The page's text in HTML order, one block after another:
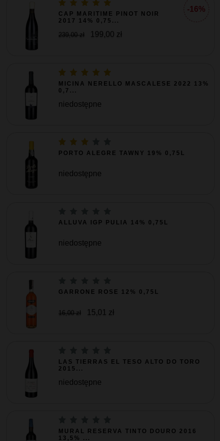
-16%
CAP MARITIME PINOT NOIR
2017 14% 0,75...
239,00 zł 199,00 zł
MICINA NERELLO MASCALESE 2022 13%
0,7...
niedostępne
PORTO ALEGRE TAWNY 19% 0,75L
niedostępne
ALLUVA IGP PULIA 14% 0,75L
niedostępne
GARRONE ROSE 12% 0,75L
16,00 zł 15,01 zł
LAS TIERRAS EL TESO ALTO DO TORO
2015...
niedostępne
MURAL RESERVA TINTO DOURO 2016
13,5% ...